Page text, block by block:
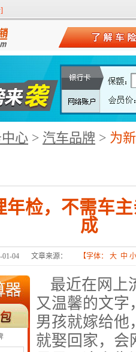
心 > 汽车品牌 > 为
年检，不需车
成
01-04 文章来源： 【字体： 大 中 小
最近在网上
又温馨的文字
男孩就嫁给他
就娶回家，会